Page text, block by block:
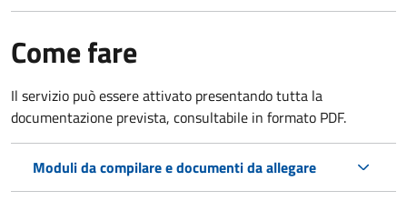
Come fare
Il servizio può essere attivato presentando tutta la
documentazione prevista, consultabile in formato PDF.
Moduli da compilare e documenti da allegare